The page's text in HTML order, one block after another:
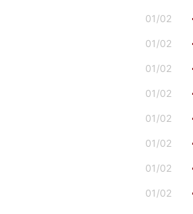
01/02
01/02
01/02
01/02
01/02
01/02
01/02
01/02